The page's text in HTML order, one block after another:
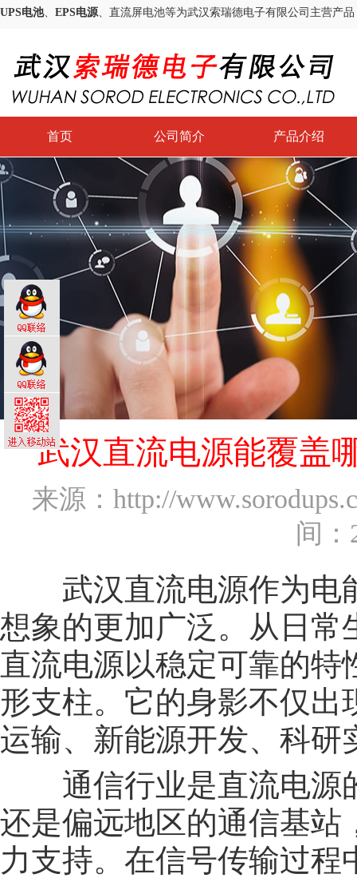
UPS电池、 EPS电源、直流屏电池等为武汉索瑞德电子有限公司主营产
首页 公司简介 产品介绍
武汉直流电源能覆盖
来源：http://
间
武汉直流电源作为电
想象的更加广泛。从日常
直流电源以稳定可靠的
形支柱。它的身影不仅
运输、新能源开发、科研
通信行业是直流电源
还是偏远地区的通信基站
力支持。在信号传输过